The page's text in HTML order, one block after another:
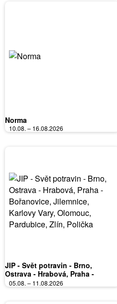
Norma
10.08. – 16.08.2026
JIP - Svět potravin - Brno,
Ostrava - Hrabová, Praha -
Bořanovice, Jilemnice, Karlovy
Vary, Olomouc, Pardubice, Zlín,
05.08. – 11.08.2026